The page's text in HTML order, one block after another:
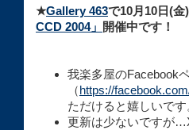
★Gallery 463で10月10日(
CCD 2004」 開催中です！
我楽多屋のFacebook
（https://
ただけると嬉しいです
更新は少ないですが